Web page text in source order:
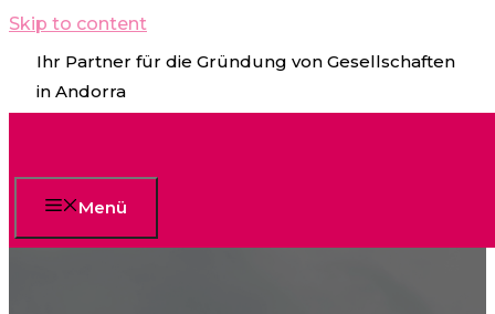
Skip to content
Ihr Partner für die Gründung von Gesellschaften
in Andorra
Menü